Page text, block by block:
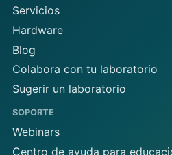
Servicios
Hardware
Blog
Colabora con tu laboratorio
Sugerir un laboratorio
SOPORTE
Webinars
Centro de ayuda para